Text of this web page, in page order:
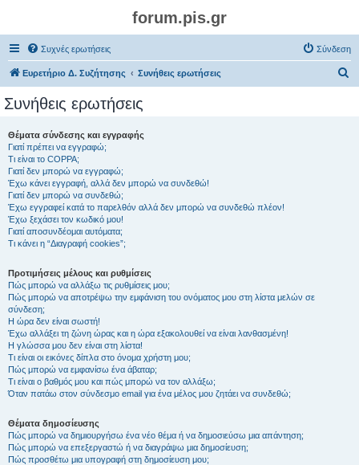
forum.pis.gr
Συχνές ερωτήσεις Σύνδεση
Ευρετήριο Δ. Συζήτησης Συνήθεις ερωτήσεις
Συνήθεις ερωτήσεις
Θέματα σύνδεσης και εγγραφής
Γιατί πρέπει να εγγραφώ;
Τι είναι το COPPA;
Γιατί δεν μπορώ να εγγραφώ;
Έχω κάνει εγγραφή, αλλά δεν μπορώ να συνδεθώ!
Γιατί δεν μπορώ να συνδεθώ;
Έχω εγγραφεί κατά το παρελθόν αλλά δεν μπορώ να συνδεθώ πλέον!
Έχω ξεχάσει τον κωδικό μου!
Γιατί αποσυνδέομαι αυτόματα;
Τι κάνει η “Διαγραφή cookies”;
Προτιμήσεις μέλους και ρυθμίσεις
Πώς μπορώ να αλλάξω τις ρυθμίσεις μου;
Πώς μπορώ να αποτρέψω την εμφάνιση του ονόματος μου στη λίστα μελών σε
σύνδεση;
Η ώρα δεν είναι σωστή!
Έχω αλλάξει τη ζώνη ώρας και η ώρα εξακολουθεί να είναι λανθασμένη!
Η γλώσσα μου δεν είναι στη λίστα!
Τι είναι οι εικόνες δίπλα στο όνομα χρήστη μου;
Πώς μπορώ να εμφανίσω ένα άβαταρ;
Τι είναι ο βαθμός μου και πώς μπορώ να τον αλλάξω;
Όταν πατάω στον σύνδεσμο email για ένα μέλος μου ζητάει να συνδεθώ;
Θέματα δημοσίευσης
Πώς μπορώ να δημιουργήσω ένα νέο θέμα ή να δημοσιεύσω μια απάντηση;
Πώς μπορώ να επεξεργαστώ ή να διαγράψω μια δημοσίευση;
Πώς προσθέτω μια υπογραφή στη δημοσίευση μου;